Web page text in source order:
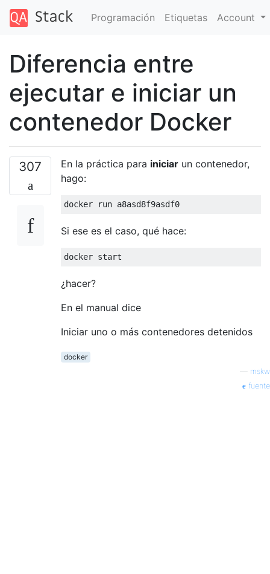
Programación Etiquetas Account
Diferencia entre
ejecutar e iniciar un
contenedor Docker
307 En la práctica para iniciar un contenedor,
hago:
Si ese es el caso, qué hace:
¿hacer?
En el manual dice
Iniciar uno o más contenedores detenidos
docker
mskw
fuente